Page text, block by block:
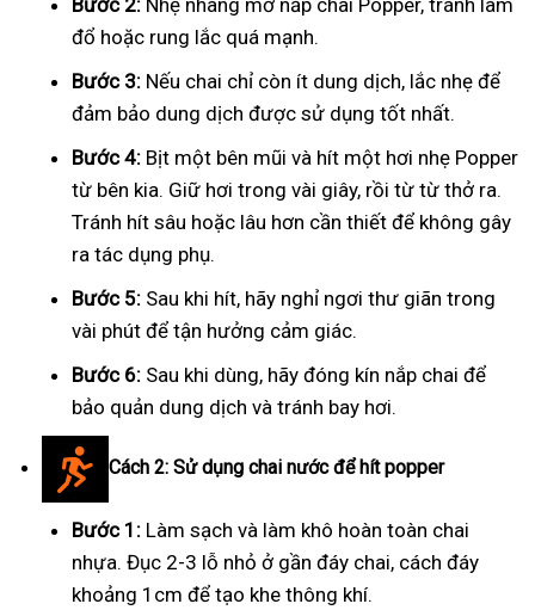
đổ hoặc rung lắc quá mạnh.
Bước 3: Nếu chai chỉ còn ít dung dịch, lắc nhẹ để
đảm bảo dung dịch được sử dụng tốt nhất.
Bước 4: Bịt một bên mũi và hít một hơi nhẹ Popper
từ bên kia. Giữ hơi trong vài giây, rồi từ từ thở ra.
Tránh hít sâu hoặc lâu hơn cần thiết để không gây
ra tác dụng phụ.
Bước 5: Sau khi hít, hãy nghỉ ngơi thư giãn trong
vài phút để tận hưởng cảm giác.
Bước 6: Sau khi dùng, hãy đóng kín nắp chai để
bảo quản dung dịch và tránh bay hơi.
Cách 2: Sử dụng chai nước để hít popper
Bước 1: Làm sạch và làm khô hoàn toàn chai
nhựa. Đục 2-3 lỗ nhỏ ở gần đáy chai, cách đáy
khoảng 1cm để tạo khe thông khí.